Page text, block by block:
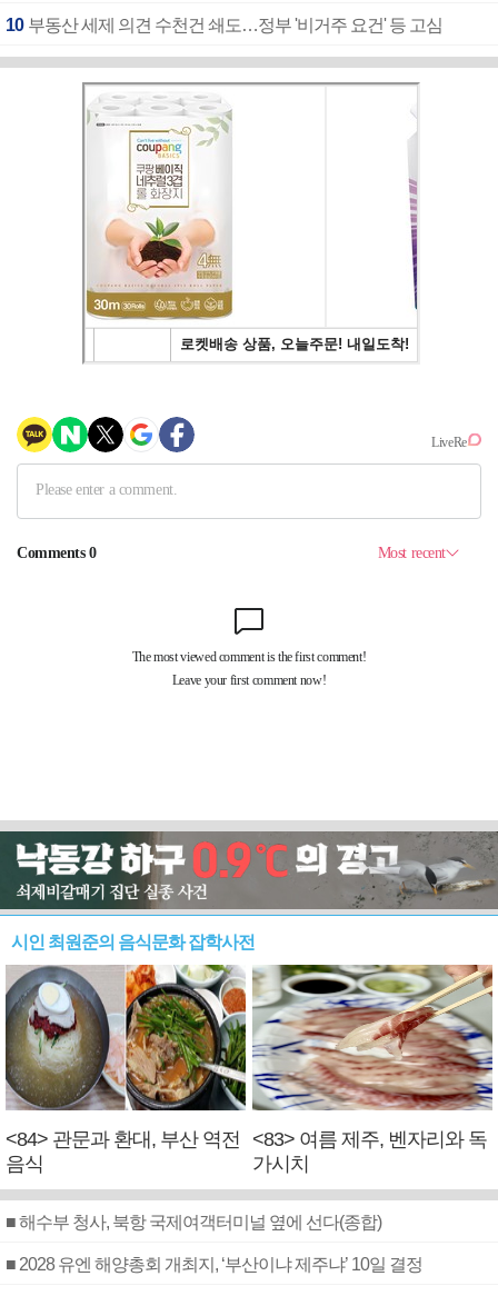
10 부동산 세제 의견 수천건 쇄도…정부 '비거주 요건' 등 고심
시인 최원준의 음식문화 잡학사전
<84> 관문과 환대, 부산 역전
음식
<83> 여름 제주, 벤자리와 독
가시치
■ 해수부 청사, 북항 국제여객터미널 옆에 선다(종합)
■ 2028 유엔 해양총회 개최지, ‘부산이냐 제주냐’ 10일 결정